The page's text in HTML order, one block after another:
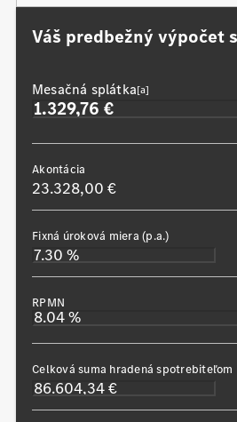
Váš predbežný výpočet
Mesačná splátka[a]
Akontácia
23.328,00 €
Fixná úroková miera (p.a.)
RPMN
Celková suma hradená spotrebiteľom